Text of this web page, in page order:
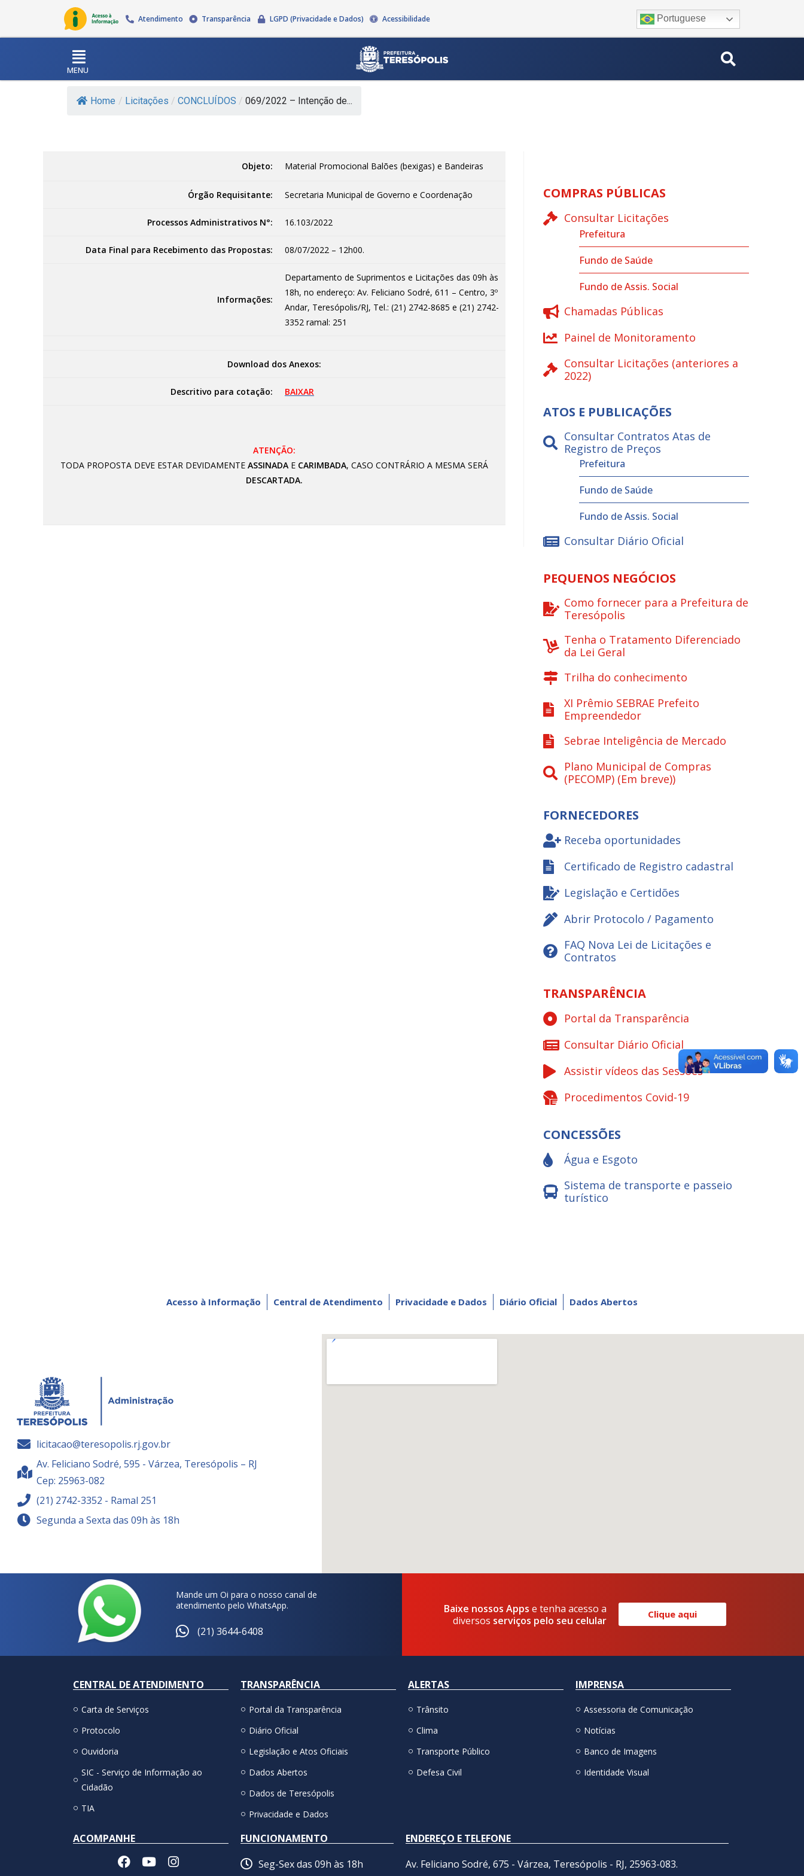
Atendimento Transparência LGPD (Privacidade e Dados) Acessibilidade Portuguese
MENU
Home / Licitações / CONCLUÍDOS / 069/2022 – Intenção de...
Objeto: Material Promocional Balões (bexigas) e Bandeiras
Órgão Requisitante: Secretaria Municipal de Governo e Coordenação
Processos Administrativos N°: 16.103/2022
Data Final para Recebimento das Propostas: 08/07/2022 – 12h00.
Informações:
Departamento de Suprimentos e Licitações das 09h às
18h, no endereço: Av. Feliciano Sodré, 611 – Centro, 3º
Andar, Teresópolis/RJ, Tel.: (21) 2742-8685 e (21) 2742-
3352 ramal: 251
Download dos Anexos:
Descritivo para cotação: BAIXAR
ATENÇÃO:
TODA PROPOSTA DEVE ESTAR DEVIDAMENTE ASSINADA E CARIMBADA, CASO CONTRÁRIO A MESMA SERÁ
DESCARTADA.
COMPRAS PÚBLICAS
Consultar Licitações
Prefeitura
Fundo de Saúde
Fundo de Assis. Social
Chamadas Públicas
Painel de Monitoramento
Consultar Licitações (anteriores a
2022)
ATOS E PUBLICAÇÕES
Consultar Contratos Atas de
Registro de Preços
Prefeitura
Fundo de Saúde
Fundo de Assis. Social
Consultar Diário Oficial
PEQUENOS NEGÓCIOS
Como fornecer para a Prefeitura de
Teresópolis
Tenha o Tratamento Diferenciado
da Lei Geral
Trilha do conhecimento
XI Prêmio SEBRAE Prefeito
Empreendedor
Sebrae Inteligência de Mercado
Plano Municipal de Compras
(PECOMP) (Em breve))
FORNECEDORES
Receba oportunidades
Certificado de Registro cadastral
Legislação e Certidões
Abrir Protocolo / Pagamento
FAQ Nova Lei de Licitações e
Contratos
TRANSPARÊNCIA
Portal da Transparência
Consultar Diário Oficial
Assistir vídeos das Sessões
Procedimentos Covid-19
CONCESSÕES
Água e Esgoto
Sistema de transporte e passeio
turístico
Acesso à Informação Central de Atendimento Privacidade e Dados Diário Oficial Dados Abertos
licitacao@teresopolis.rj.gov.br
Av. Feliciano Sodré, 595 - Várzea, Teresópolis – RJ
Cep: 25963-082
(21) 2742-3352 - Ramal 251
Segunda a Sexta das 09h às 18h
Mande um Oi para o nosso canal de
atendimento pelo WhatsApp.
(21) 3644-6408
Baixe nossos Appse tenha acesso a
diversos serviços pelo seu celular Clique aqui
CENTRAL DE ATENDIMENTO
Carta de Serviços
Protocolo
Ouvidoria
SIC - Serviço de Informação ao
Cidadão
TIA
TRANSPARÊNCIA
Portal da Transparência
Diário Oficial
Legislação e Atos Oficiais
Dados Abertos
Dados de Teresópolis
Privacidade e Dados
ALERTAS
Trânsito
Clima
Transporte Público
Defesa Civil
IMPRENSA
Assessoria de Comunicação
Notícias
Banco de Imagens
Identidade Visual
ACOMPANHE
FUNCIONAMENTO
Seg-Sex das 09h às 18h
ENDEREÇO E TELEFONE
Av. Feliciano Sodré, 675 - Várzea, Teresópolis - RJ, 25963-083.